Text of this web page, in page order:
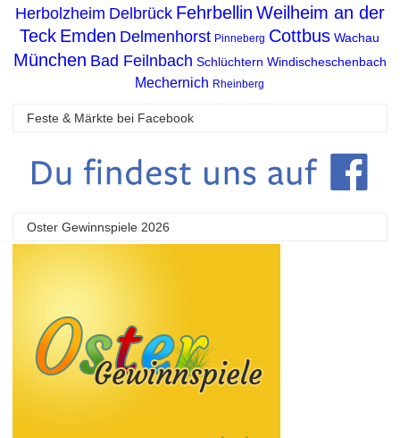
Herbolzheim Delbrück Fehrbellin Weilheim an der
Teck Emden Delmenhorst Pinneberg Cottbus Wachau
München Bad Feilnbach Schlüchtern Windischeschenbach
Mechernich Rheinberg
Feste & Märkte bei Facebook
Oster Gewinnspiele 2026